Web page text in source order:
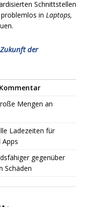
Schnittstellen
in Laptops,
der
Kommentar
Mengen an
Ladezeiten für
Apps
gegenüber
Schäden